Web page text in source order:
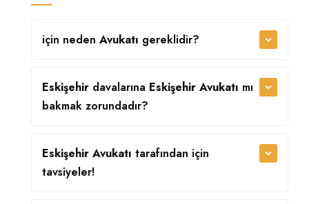
için neden Avukatı gereklidir?
Eskişehir davalarına Eskişehir Avukatı mı
bakmak zorundadır?
Eskişehir Avukatı tarafından için
tavsiyeler!